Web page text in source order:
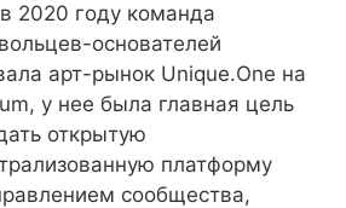
2020 году команда
основателей
арт-рынок Unique.One на
у нее была главная цель
открытую
платформу
сообщества,